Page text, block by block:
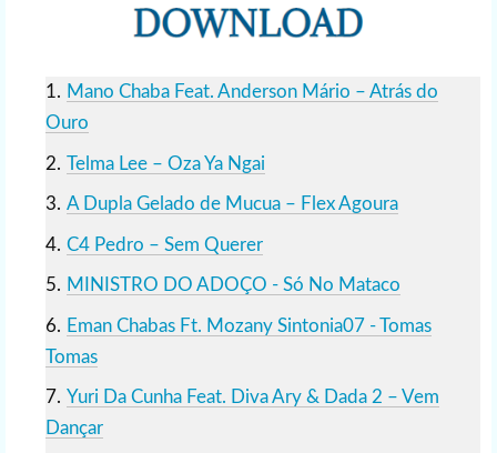
Mano Chaba Feat. Anderson Mário – Atrás do
Ouro
Telma Lee – Oza Ya Ngai
A Dupla Gelado de Mucua – Flex Agoura
C4 Pedro – Sem Querer
MINISTRO DO ADOÇO - Só No Mataco
Eman Chabas Ft. Mozany Sintonia07 - Tomas
Tomas
Yuri Da Cunha Feat. Diva Ary & Dada 2 – Vem
Dançar